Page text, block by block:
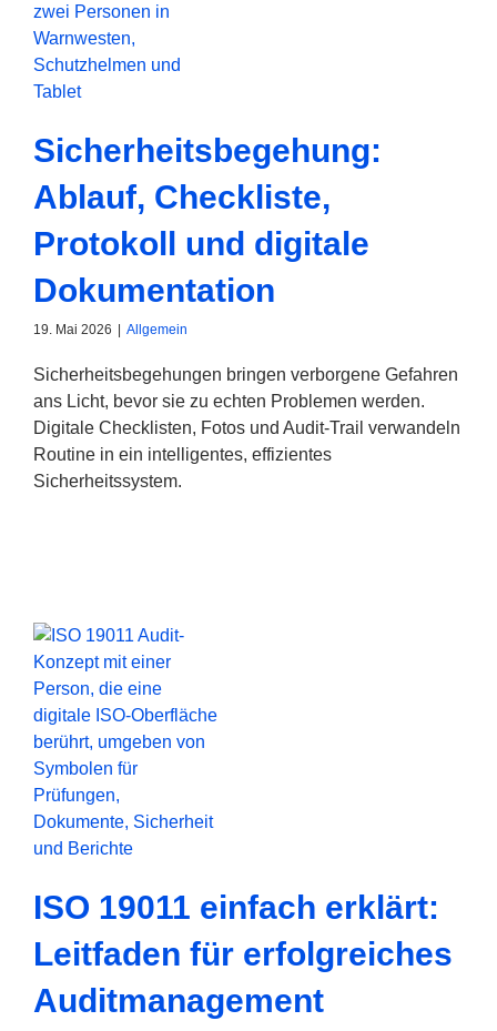
Sicherheitsbegehung:
Ablauf, Checkliste,
Protokoll und digitale
Dokumentation
19. Mai 2026 Allgemein
Sicherheitsbegehungen bringen verborgene Gefahren
ans Licht, bevor sie zu echten Problemen werden.
Digitale Checklisten, Fotos und Audit-Trail verwandeln
Routine in ein intelligentes, effizientes
Sicherheitssystem.
ISO 19011 einfach erklärt:
Leitfaden für erfolgreiches
Auditmanagement